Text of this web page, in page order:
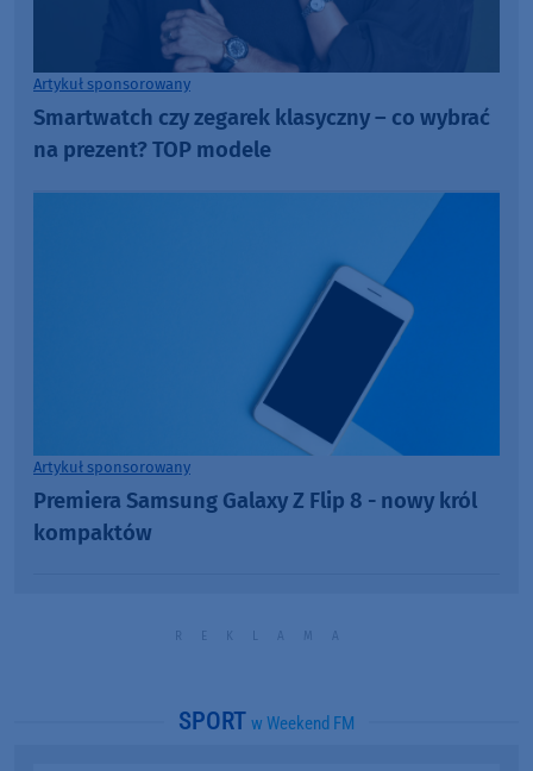
Artykuł sponsorowany
Smartwatch czy zegarek klasyczny – co wybrać
na prezent? TOP modele
Artykuł sponsorowany
Premiera Samsung Galaxy Z Flip 8 - nowy król
kompaktów
SPORT w Weekend FM